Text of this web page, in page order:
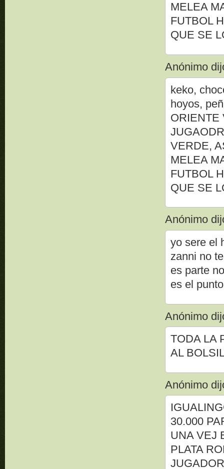
MELEA
FUTBOL
QUE SE
Anónimo
keko,
hoyos,
ORIENTE
VERDE,
MELEA
FUTBOL
QUE SE
Anónimo
yo sere el
zanni no
es parte
es el
Anónimo
TODA LA
AL
Anónimo
30.000
UNA VEJ
PLATA